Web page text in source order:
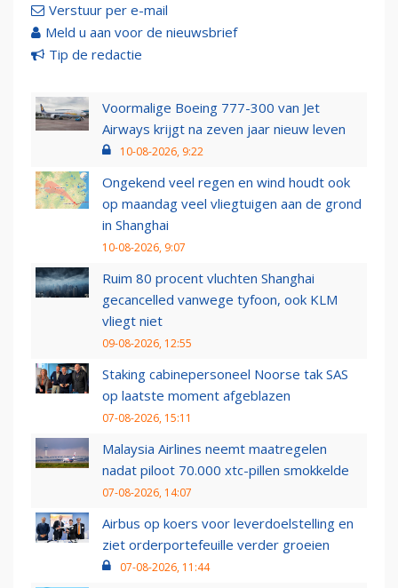
Verstuur per e-mail
Meld u aan voor de nieuwsbrief
Tip de redactie
Voormalige Boeing 777-300 van Jet
Airways krijgt na zeven jaar nieuw leven
10-08-2026, 9:22
Ongekend veel regen en wind houdt ook
op maandag veel vliegtuigen aan de grond
in Shanghai
10-08-2026, 9:07
Ruim 80 procent vluchten Shanghai
gecancelled vanwege tyfoon, ook KLM
vliegt niet
09-08-2026, 12:55
Staking cabinepersoneel Noorse tak SAS
op laatste moment afgeblazen
07-08-2026, 15:11
Malaysia Airlines neemt maatregelen
nadat piloot 70.000 xtc-pillen smokkelde
07-08-2026, 14:07
Airbus op koers voor leverdoelstelling en
ziet orderportefeuille verder groeien
07-08-2026, 11:44